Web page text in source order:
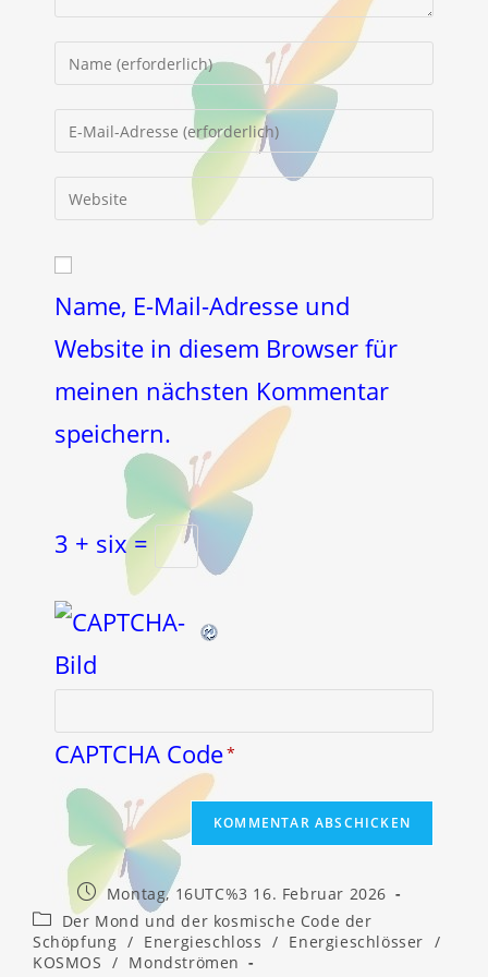
deinen
Namen
oder
Kommentieren
deine
E-
Mail-
zum
ein
deine
URL
ein
(optional)
Name, E-Mail-Adresse und
Website in diesem Browser für
meinen nächsten Kommentar
speichern.
3 + six =
CAPTCHA Code*
Beitrag
veröffentlicht:
Montag, 16UTC%3 16. Februar 2026
Beitrags-
Kategorie:
Der Mond und der kosmische Code der
Schöpfung / Energieschloss / Energieschlösser /
KOSMOS / Mondströmen